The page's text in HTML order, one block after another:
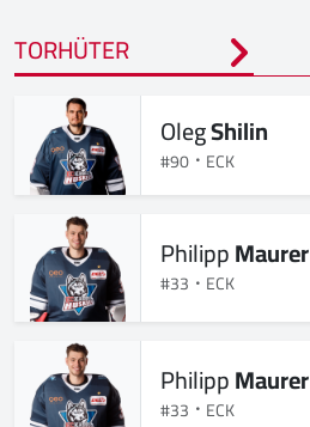
TORHÜTER
OlegShilin
#90 ECK
PhilippMaurer
#33 ECK
PhilippMaurer
#33 ECK